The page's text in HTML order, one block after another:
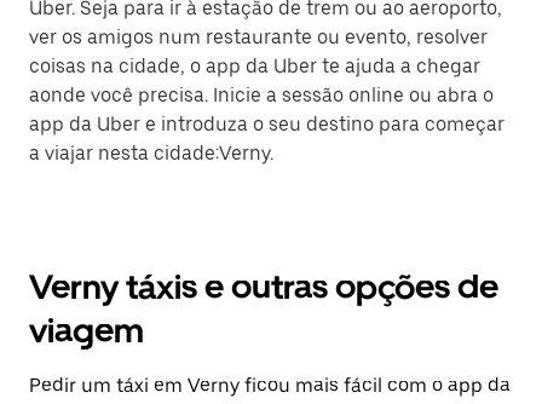
Uber. Seja para ir à estação de trem ou ao aeroporto,
ver os amigos num restaurante ou evento, resolver
coisas na cidade, o app da Uber te ajuda a chegar
aonde você precisa. Inicie a sessão online ou abra o
app da Uber e introduza o seu destino para começar
a viajar nesta cidade:Verny.
Verny táxis e outras opções de
viagem
Pedir um táxi em Verny ficou mais fácil com o app da